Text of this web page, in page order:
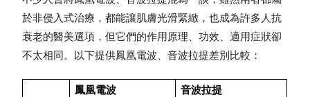
於非侵入式治療，都能讓肌膚光滑緊緻，也成為許多人抗
衰老的醫美選項，但它們的作用原理、功效、適用症狀卻
不太相同。以下提供鳳凰電波、音波拉提差別比較：
鳳凰電波 音波拉提